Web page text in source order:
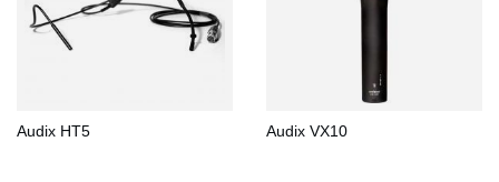
Audix HT5 Audix VX10